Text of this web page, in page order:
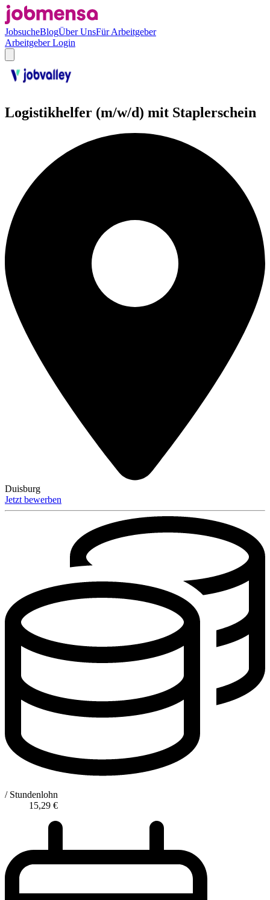
JobsucheBlogÜber UnsFür Arbeitgeber
Arbeitgeber Login
Logistikhelfer (m/w/d) mit Staplerschein
Duisburg
Jetzt bewerben
/ Stundenlohn
15,29 €